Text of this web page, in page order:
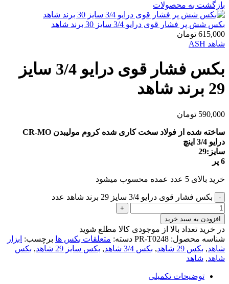
بازگشت به محصولات
بکس شش پر فشار قوی درایو 3/4 سایز 30 برند شاهد
615,000 تومان
شاهد ASH
بکس فشار قوی درایو 3/4 سایز
29 برند شاهد
590,000 تومان
ساخته شده از فولاد سخت کاری شده کروم مولیبدن CR-MO
درایو 3/4 اینچ
سایز:29
6 پر
خرید بالای 5 عدد عمده محسوب میشود
بکس فشار قوی درایو 3/4 سایز 29 برند شاهد عدد
افزودن به سبد خرید
در خرید تعداد بالا از موجودی کالا مطلع شوید
شناسه محصول: PR-T0248 دسته: متعلقات بکس ها برچسب: ابزار
شاهد, بکس 29 شاهد , بکس 3/4 شاهد , بکس سایز 29 شاهد , بکس
شاهد, شاهد
توضیحات تکمیلی